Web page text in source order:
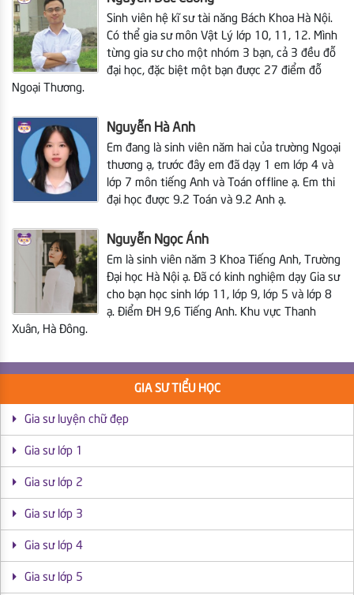
Sinh viên hệ kĩ sư tài năng Bách Khoa Hà Nội.
Có thể gia sư môn Vật Lý lớp 10, 11, 12. Mình
từng gia sư cho một nhóm 3 bạn, cả 3 đều đỗ
đại học, đặc biệt một bạn được 27 điểm đỗ
Ngoại Thương.
Nguyễn Hà Anh
Em đang là sinh viên năm hai của trường Ngoại
thương ạ, trước đây em đã dạy 1 em lớp 4 và
lớp 7 môn tiếng Anh và Toán offline ạ. Em thi
đại học được 9.2 Toán và 9.2 Anh ạ.
Nguyễn Ngọc Ánh
Em là sinh viên năm 3 Khoa Tiếng Anh, Trường
Đại học Hà Nội ạ. Đã có kinh nghiệm dạy Gia sư
cho bạn học sinh lớp 11, lớp 9, lớp 5 và lớp 8
ạ. Điểm ĐH 9,6 Tiếng Anh. Khu vực Thanh
Xuân, Hà Đông.
GIA SƯ TIỂU HỌC
Gia sư luyện chữ đẹp
Gia sư lớp 1
Gia sư lớp 2
Gia sư lớp 3
Gia sư lớp 4
Gia sư lớp 5